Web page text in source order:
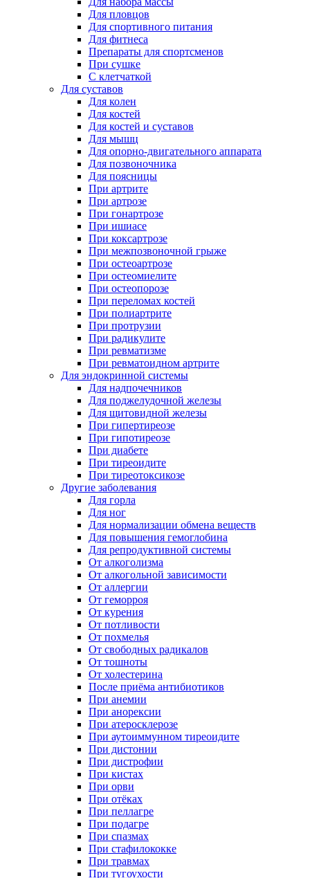
Для пловцов
Для спортивного питания
Для фитнеса
Препараты для спортсменов
При сушке
С клетчаткой
Для суставов
Для колен
Для костей
Для костей и суставов
Для мышц
Для опорно-двигательного аппарата
Для позвоночника
Для поясницы
При артрите
При артрозе
При гонартрозе
При ишиасе
При коксартрозе
При межпозвоночной грыже
При остеоартрозе
При остеомиелите
При остеопорозе
При переломах костей
При полиартрите
При протрузии
При радикулите
При ревматизме
При ревматоидном артрите
Для эндокринной системы
Для надпочечников
Для поджелудочной железы
Для щитовидной железы
При гипертиреозе
При гипотиреозе
При диабете
При тиреоидите
При тиреотоксикозе
Другие заболевания
Для горла
Для ног
Для нормализации обмена веществ
Для повышения гемоглобина
Для репродуктивной системы
От алкоголизма
От алкогольной зависимости
От аллергии
От геморроя
От курения
От потливости
От похмелья
От свободных радикалов
От тошноты
От холестерина
После приёма антибиотиков
При анемии
При анорексии
При атеросклерозе
При аутоиммунном тиреоидите
При дистонии
При дистрофии
При кистах
При орви
При отёках
При пеллагре
При подагре
При спазмах
При стафилококке
При травмах
При тугоухости